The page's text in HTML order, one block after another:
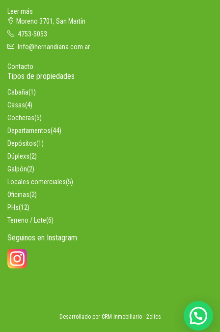
Leer más
Moreno 3701, San Martín
4753-5053
Info@hernandiana.com.ar
Contacto
Tipos de propiedades
Cabaña(1)
Casas(4)
Cocheras(5)
Departamentos(44)
Depósitos(1)
Dúplexs(2)
Galpón(2)
Locales comerciales(5)
Oficinas(2)
PHs(12)
Terreno / Lote(6)
Seguinos en Instagram
Desarrollado por CRM Inmobiliario - 2clics